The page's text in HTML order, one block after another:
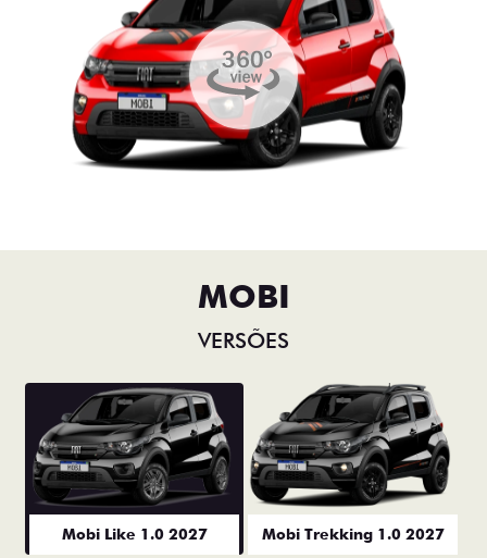
MOBI
VERSÕES
Mobi Like 1.0 2027 Mobi Trekking 1.0 2027